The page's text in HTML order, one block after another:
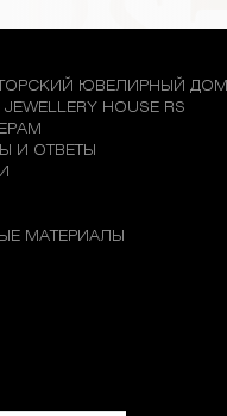
ЮВЕЛИРНЫЙ ДОМ
JEWELLERY HOUSE RS
И ОТВЕТЫ
МАТЕРИАЛЫ